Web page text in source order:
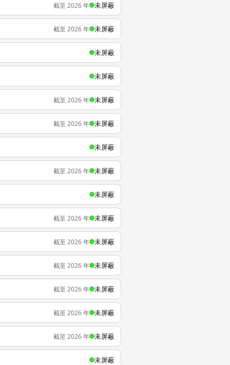
截至 2026 年 未屏蔽
截至 2026 年 未屏蔽
未屏蔽
未屏蔽
截至 2026 年 未屏蔽
截至 2026 年 未屏蔽
未屏蔽
截至 2026 年 未屏蔽
未屏蔽
截至 2026 年 未屏蔽
截至 2026 年 未屏蔽
截至 2026 年 未屏蔽
截至 2026 年 未屏蔽
截至 2026 年 未屏蔽
截至 2026 年 未屏蔽
未屏蔽